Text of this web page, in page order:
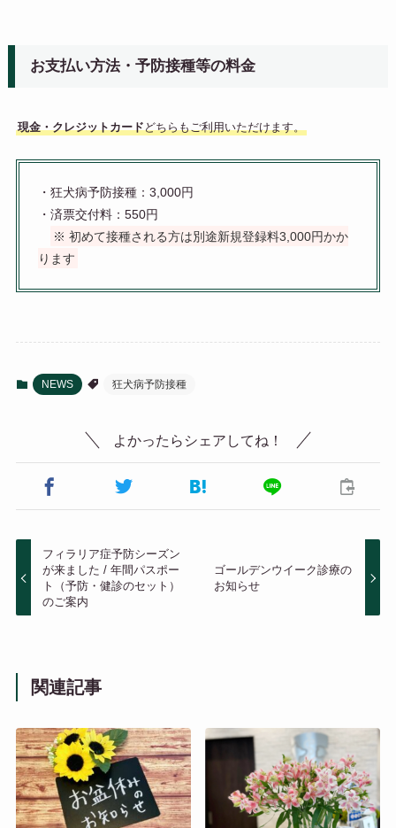
お支払い方法・予防接種等の料金
現金・クレジットカード どちらもご利用いただけます。
・狂犬病予防接種：3,000円
・済票交付料：550円
※ 初めて接種される方は別途新規登録料3,000円かか
ります
NEWS 狂犬病予防接種
よかったらシェアしてね！
フィラリア症予防シーズン
が来ました / 年間パスポー
ト（予防・健診のセット）
のご案内
ゴールデンウイーク診療の
お知らせ
関連記事